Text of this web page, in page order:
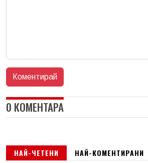
0 КОМЕНТАРА
НАЙ-ЧЕТЕНИ НАЙ-КОМЕНТИРАНИ